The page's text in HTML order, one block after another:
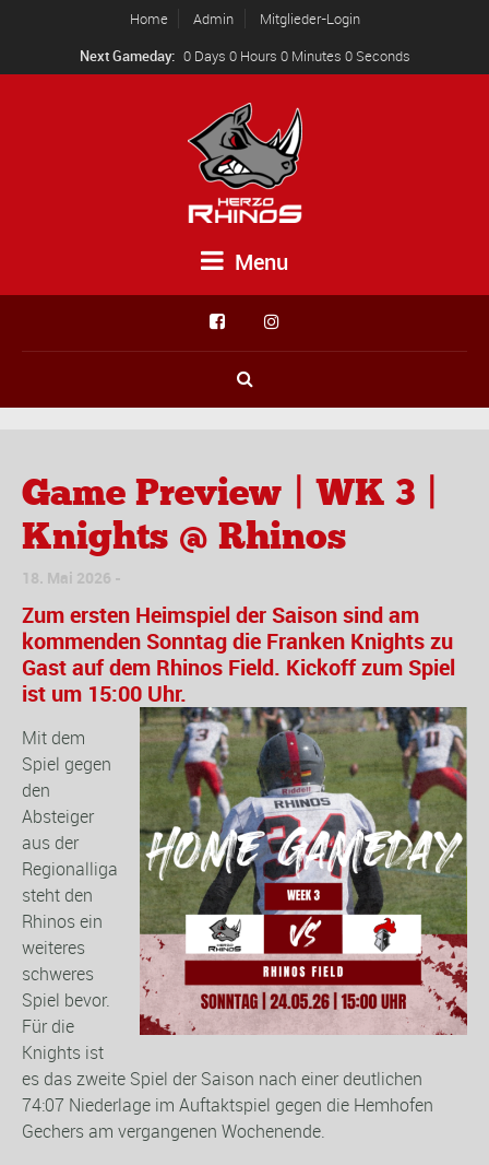
Home Admin
Mitglieder-Login
Next Gameday: 0 Days 0 Hours 0 Minutes 0 Seconds
Menu
Game Preview | WK 3 |
Knights @ Rhinos
18. Mai 2026
Zum ersten Heimspiel der Saison sind am
kommenden Sonntag die Franken Knights zu
Gast auf dem Rhinos Field. Kickoff zum Spiel
ist um 15:00 Uhr.
Mit dem
Spiel gegen
den
Absteiger
aus der
Regionalliga
steht den
Rhinos ein
weiteres
schweres
Spiel bevor.
Für die
Knights ist
es das zweite Spiel der Saison nach einer deutlichen
74:07 Niederlage im Auftaktspiel gegen die Hemhofen
Gechers am vergangenen Wochenende.